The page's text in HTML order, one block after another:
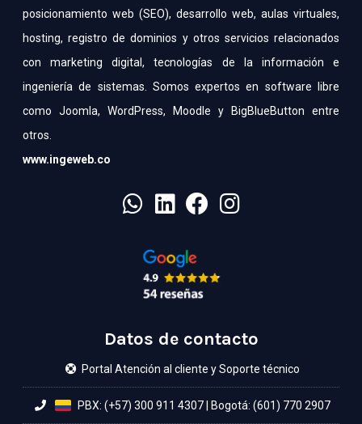
posicionamiento web (SEO), desarrollo web, aulas virtuales,
hosting, registro de dominios y otros servicios relacionados
con marketing digital, tecnologías de la información e
ingeniería de sistemas. Somos expertos en software libre
como Joomla, WordPress, Moodle y BigBlueButton entre
otros.
www.ingeweb.co
Datos de contacto
Portal Atención al cliente y Soporte técnico
PBX: (+57) 300 911 4307| Bogotá: (601) 770 2907